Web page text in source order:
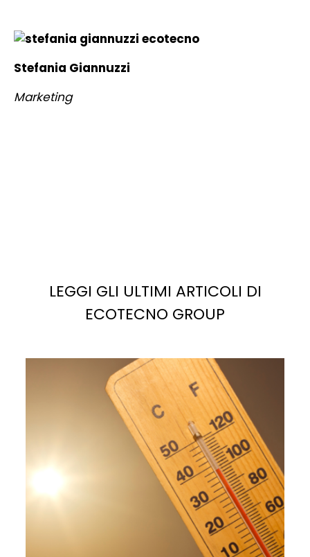
Stefania Giannuzzi
Marketing
potenziale sul pianeta. Se sfruttata correttamente,
potrebbe facilmente soddisfare, e superare, la
domanda di elettricità attuale e futura.
LEGGI GLI ULTIMI ARTICOLI DI
ECOTECNO GROUP